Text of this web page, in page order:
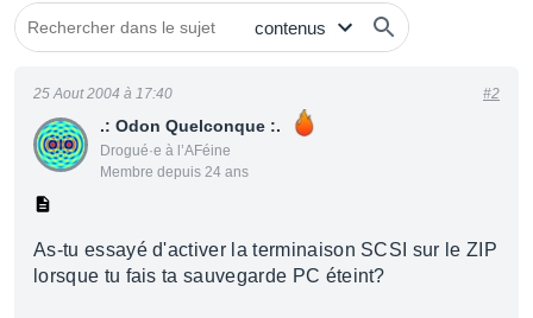
.: Odon Quelconque :.
Drogué·e à l’AFéine
Membre depuis 24 ans
25 Aout 2004 à 17:40 #2
As-tu essayé d'activer la terminaison SCSI sur le ZIP
lorsque tu fais ta sauvegarde PC éteint?